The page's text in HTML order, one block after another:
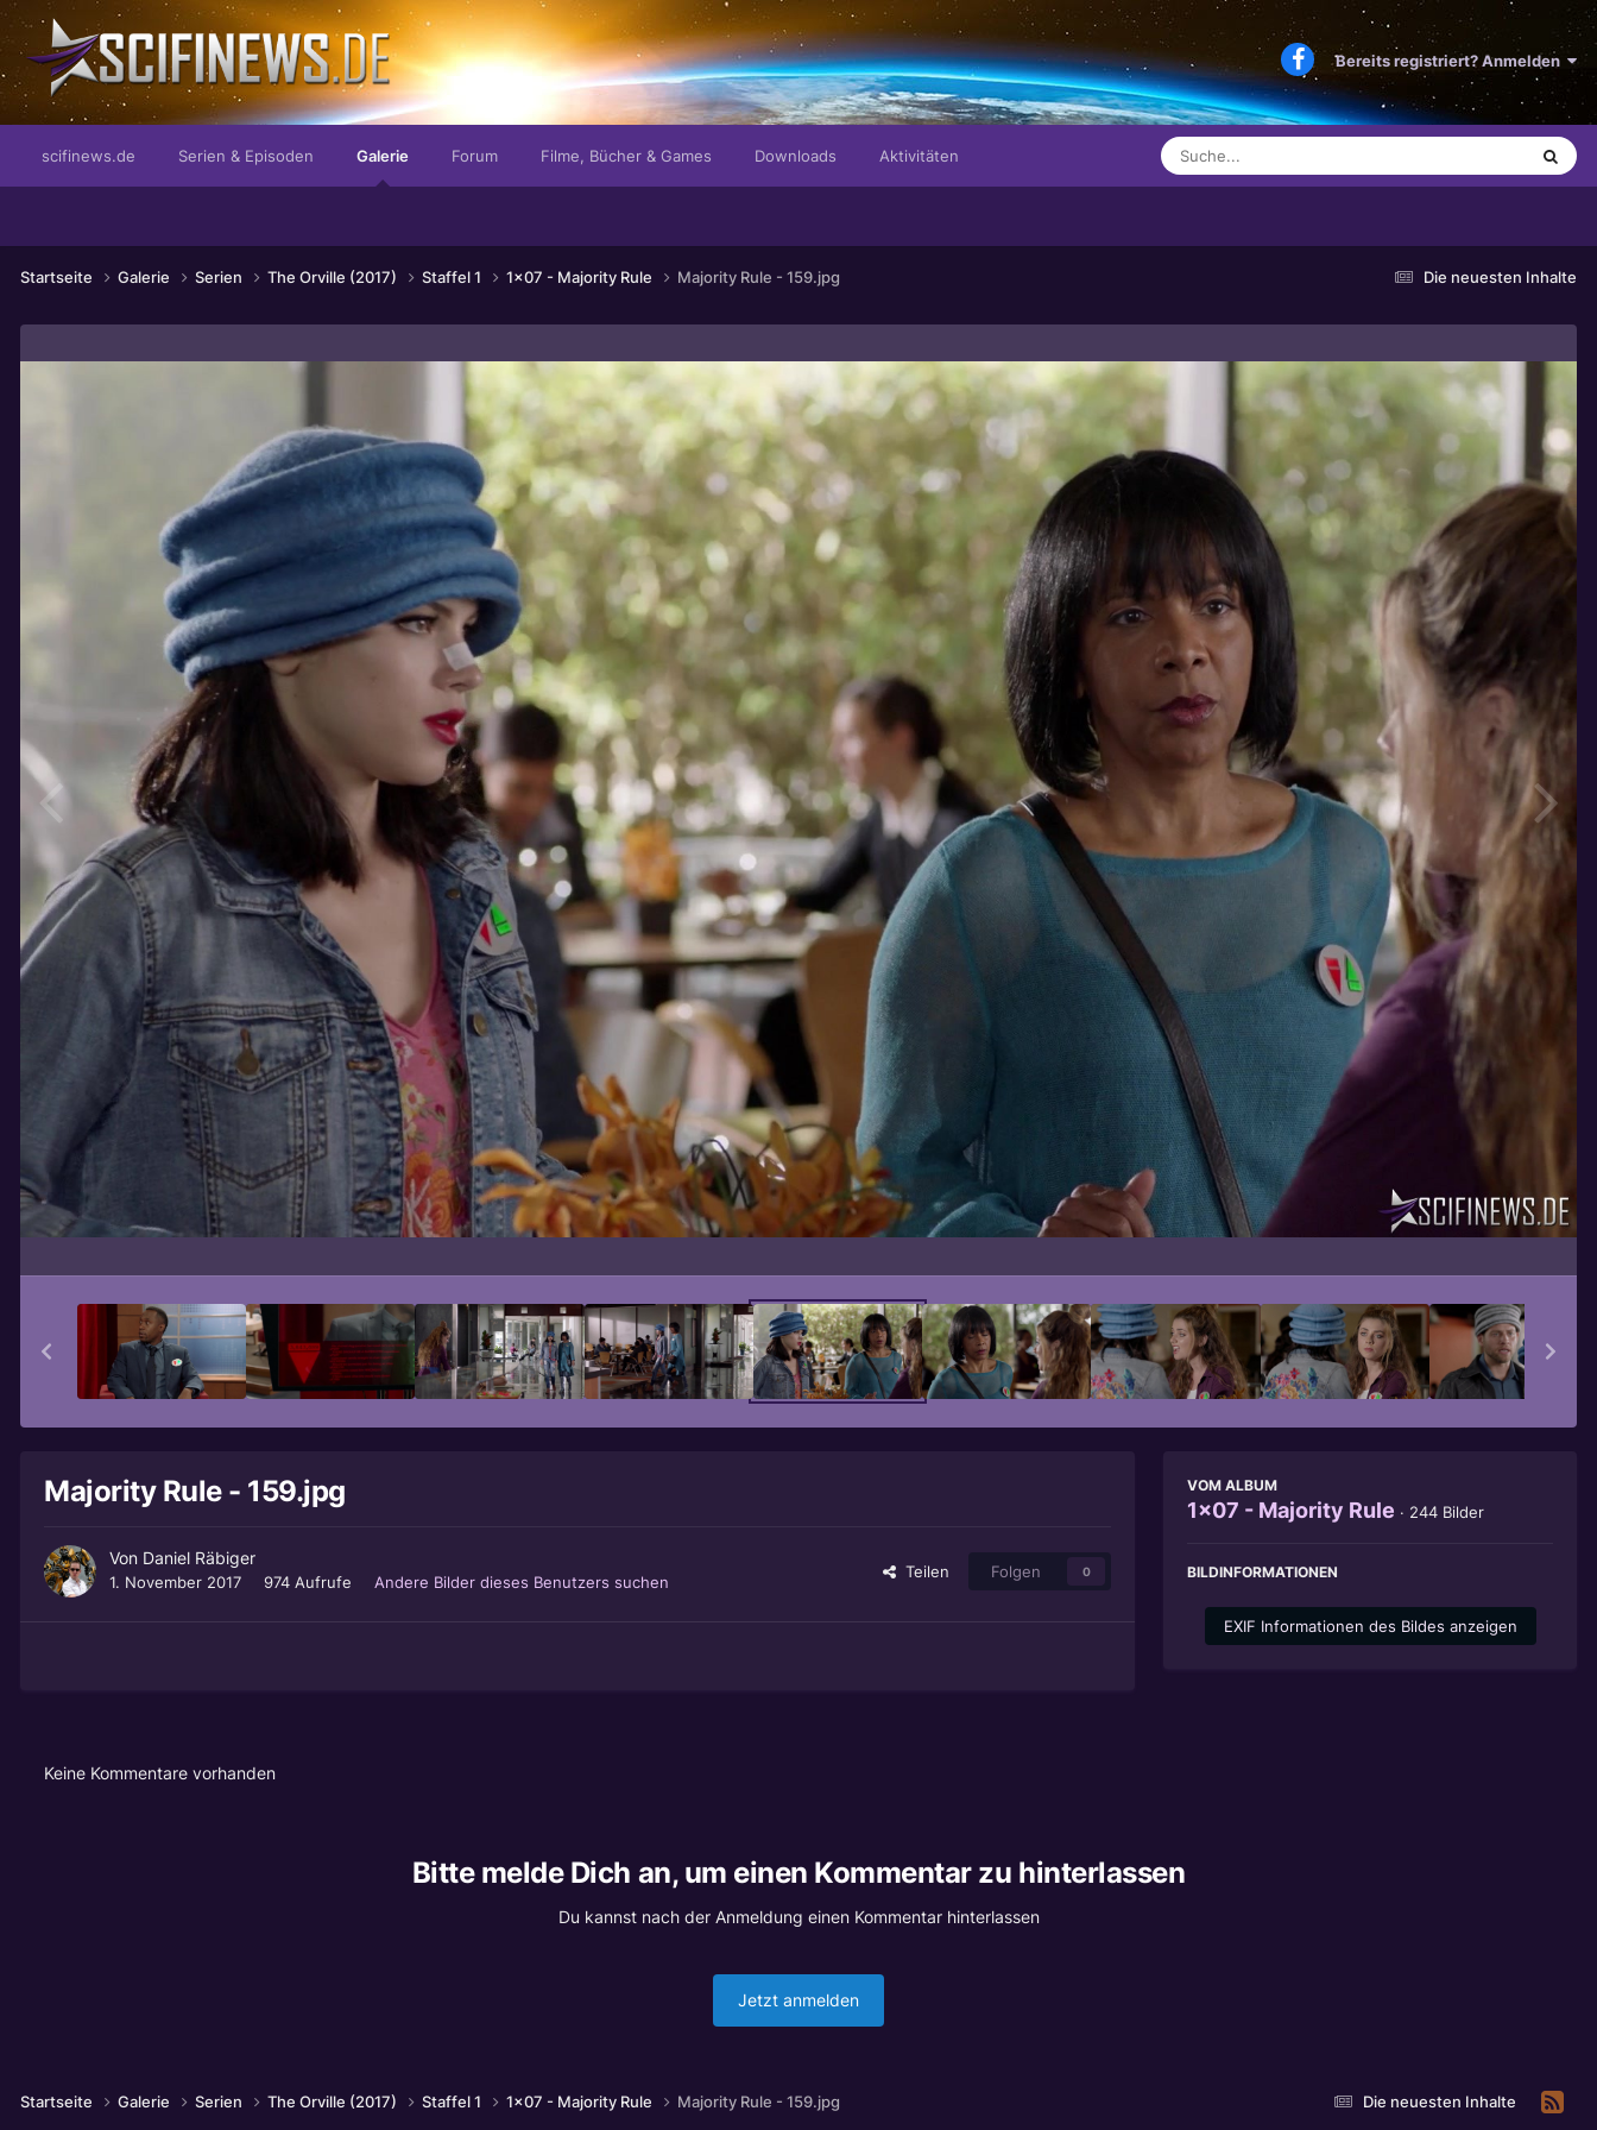
Bereits registriert? Anmelden
scifinews.de Serien & Episoden Galerie Forum Filme, Bücher & Games Downloads Aktivitäten
Die neuesten Inhalte
Startseite Galerie Serien The Orville (2017) Staffel 1 1x07 - Majority Rule Majority Rule - 159.jpg
Bildwerkzeuge
Majority Rule - 159.jpg
Von Daniel Räbiger
1. November 2017 974 Aufrufe Andere Bilder dieses Benutzers suchen
Teilen Folgen 0
VOM ALBUM
1x07 - Majority Rule · 244 Bilder
BILDINFORMATIONEN
EXIF Informationen des Bildes anzeigen
Keine Kommentare vorhanden
Bitte melde Dich an, um einen Kommentar zu hinterlassen
Du kannst nach der Anmeldung einen Kommentar hinterlassen
Jetzt anmelden
Die neuesten Inhalte
Startseite Galerie Serien The Orville (2017) Staffel 1 1x07 - Majority Rule Majority Rule - 159.jpg